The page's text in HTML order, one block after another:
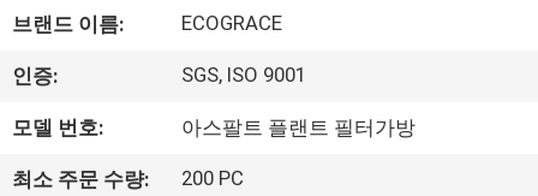
품
저
브랜드 이름: ECOGRACE
인증: SGS, ISO 9001
모델 번호: 아스팔트 플랜트 필터가방
최소 주문 수량: 200 PC